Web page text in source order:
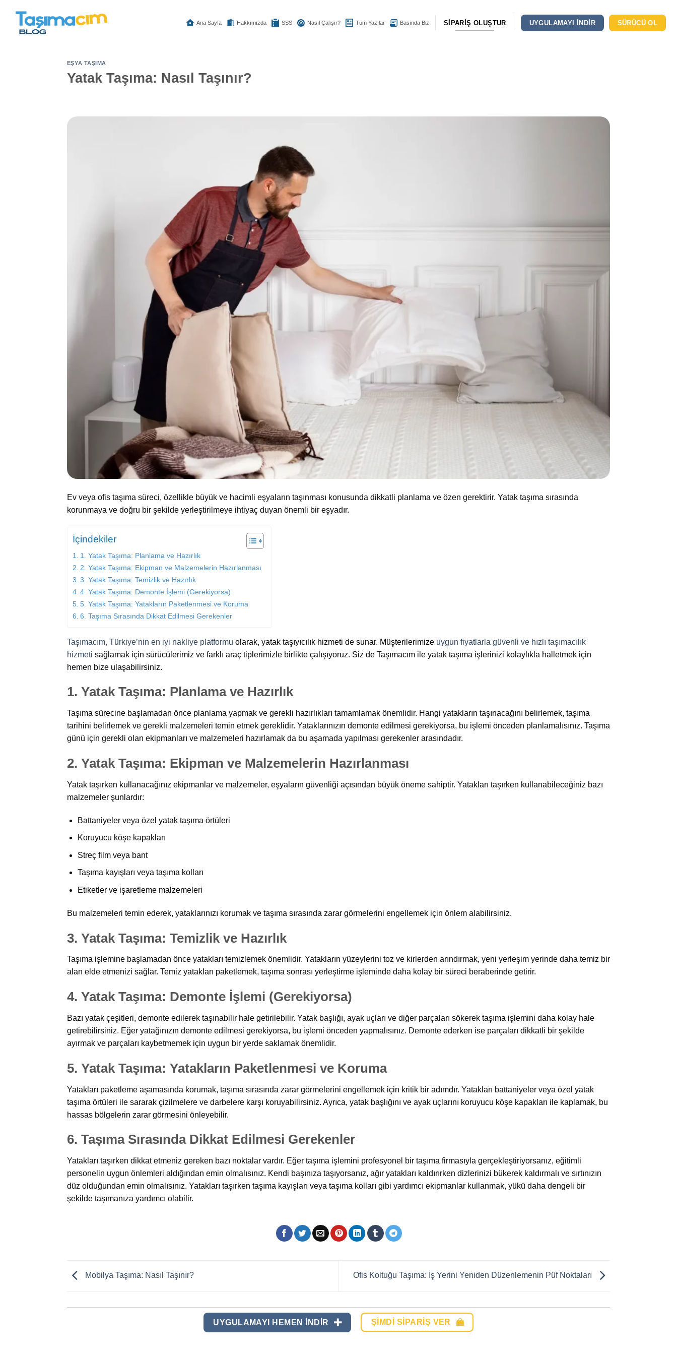
Ana Sayfa Hakkımızda SSS Nasıl Çalışır? Tüm Yazılar Basında Biz SIPARIŞ OLUŞTUR UYGULAMAYI INDIR SÜRÜCÜ OL
EŞYA TAŞIMA
Yatak Taşıma: Nasıl Taşınır?
Ev veya ofis taşıma süreci, özellikle büyük ve hacimli eşyaların taşınması konusunda dikkatli planlama ve özen gerektirir. Yatak taşıma sırasında
korunmaya ve doğru bir şekilde yerleştirilmeye ihtiyaç duyan önemli bir eşyadır.
İçindekiler
1. Yatak Taşıma: Planlama ve Hazırlık
2. Yatak Taşıma: Ekipman ve Malzemelerin Hazırlanması
3. Yatak Taşıma: Temizlik ve Hazırlık
4. Yatak Taşıma: Demonte İşlemi (Gerekiyorsa)
5. Yatak Taşıma: Yatakların Paketlenmesi ve Koruma
6. Taşıma Sırasında Dikkat Edilmesi Gerekenler
Taşımacım, Türkiye’nin en iyi nakliye platformu olarak, yatak taşıyıcılık hizmeti de sunar. Müşterilerimize uygun fiyatlarla güvenli ve hızlı taşımacılık
hizmeti sağlamak için sürücülerimiz ve farklı araç tiplerimizle birlikte çalışıyoruz. Siz de Taşımacım ile yatak taşıma işlerinizi kolaylıkla halletmek için
hemen bize ulaşabilirsiniz.
1. Yatak Taşıma: Planlama ve Hazırlık
Taşıma sürecine başlamadan önce planlama yapmak ve gerekli hazırlıkları tamamlamak önemlidir. Hangi yatakların taşınacağını belirlemek, taşıma
tarihini belirlemek ve gerekli malzemeleri temin etmek gereklidir. Yataklarınızın demonte edilmesi gerekiyorsa, bu işlemi önceden planlamalısınız. Taşıma
günü için gerekli olan ekipmanları ve malzemeleri hazırlamak da bu aşamada yapılması gerekenler arasındadır.
2. Yatak Taşıma: Ekipman ve Malzemelerin Hazırlanması
Yatak taşırken kullanacağınız ekipmanlar ve malzemeler, eşyaların güvenliği açısından büyük öneme sahiptir. Yatakları taşırken kullanabileceğiniz bazı
malzemeler şunlardır:
Battaniyeler veya özel yatak taşıma örtüleri
Koruyucu köşe kapakları
Streç film veya bant
Taşıma kayışları veya taşıma kolları
Etiketler ve işaretleme malzemeleri
Bu malzemeleri temin ederek, yataklarınızı korumak ve taşıma sırasında zarar görmelerini engellemek için önlem alabilirsiniz.
3. Yatak Taşıma: Temizlik ve Hazırlık
Taşıma işlemine başlamadan önce yatakları temizlemek önemlidir. Yatakların yüzeylerini toz ve kirlerden arındırmak, yeni yerleşim yerinde daha temiz bir
alan elde etmenizi sağlar. Temiz yatakları paketlemek, taşıma sonrası yerleştirme işleminde daha kolay bir süreci beraberinde getirir.
4. Yatak Taşıma: Demonte İşlemi (Gerekiyorsa)
Bazı yatak çeşitleri, demonte edilerek taşınabilir hale getirilebilir. Yatak başlığı, ayak uçları ve diğer parçaları sökerek taşıma işlemini daha kolay hale
getirebilirsiniz. Eğer yatağınızın demonte edilmesi gerekiyorsa, bu işlemi önceden yapmalısınız. Demonte ederken ise parçaları dikkatli bir şekilde
ayırmak ve parçaları kaybetmemek için uygun bir yerde saklamak önemlidir.
5. Yatak Taşıma: Yatakların Paketlenmesi ve Koruma
Yatakları paketleme aşamasında korumak, taşıma sırasında zarar görmelerini engellemek için kritik bir adımdır. Yatakları battaniyeler veya özel yatak
taşıma örtüleri ile sararak çizilmelere ve darbelere karşı koruyabilirsiniz. Ayrıca, yatak başlığını ve ayak uçlarını koruyucu köşe kapakları ile kaplamak, bu
hassas bölgelerin zarar görmesini önleyebilir.
6. Taşıma Sırasında Dikkat Edilmesi Gerekenler
Yatakları taşırken dikkat etmeniz gereken bazı noktalar vardır. Eğer taşıma işlemini profesyonel bir taşıma firmasıyla gerçekleştiriyorsanız, eğitimli
personelin uygun önlemleri aldığından emin olmalısınız. Kendi başınıza taşıyorsanız, ağır yatakları kaldırırken dizlerinizi bükerek kaldırmalı ve sırtınızın
düz olduğundan emin olmalısınız. Yatakları taşırken taşıma kayışları veya taşıma kolları gibi yardımcı ekipmanlar kullanmak, yükü daha dengeli bir
şekilde taşımanıza yardımcı olabilir.
Mobilya Taşıma: Nasıl Taşınır? Ofis Koltuğu Taşıma: İş Yerini Yeniden Düzenlemenin Püf Noktaları
UYGULAMAYI HEMEN INDIR ŞIMDI SIPARIŞ VER